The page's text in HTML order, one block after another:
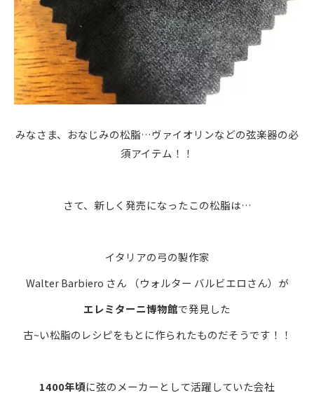
みなさま、おなじみの松脂…ヴァイオリンなどの弦楽器の必
須アイテム！！
さて、新しく発売になったこの松脂は…
イタリアの弓の製作家
Walter Barbiero さん （ウォルター バルビエロさん）が
エレミターニ博物館で発見した
古~い松脂のレシピをもとに作られたものだそうです！！
1400年頃に弦のメーカーとして活躍していた会社